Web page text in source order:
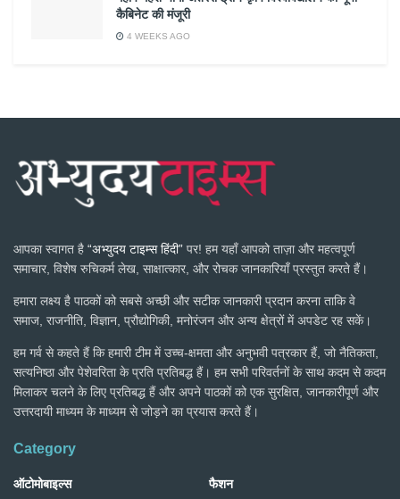
कैबिनेट की मंजूरी
4 WEEKS AGO
आपका स्वागत है “अभ्युदय टाइम्स हिंदी” पर! हम यहाँ आपको ताज़ा और महत्वपूर्ण
समाचार, विशेष रुचिकर्म लेख, साक्षात्कार, और रोचक जानकारियाँ प्रस्तुत करते हैं।
हमारा लक्ष्य है पाठकों को सबसे अच्छी और सटीक जानकारी प्रदान करना ताकि वे
समाज, राजनीति, विज्ञान, प्रौद्योगिकी, मनोरंजन और अन्य क्षेत्रों में अपडेट रह सकें।
हम गर्व से कहते हैं कि हमारी टीम में उच्च-क्षमता और अनुभवी पत्रकार हैं, जो नैतिकता,
सत्यनिष्ठा और पेशेवरिता के प्रति प्रतिबद्ध हैं। हम सभी परिवर्तनों के साथ कदम से कदम
मिलाकर चलने के लिए प्रतिबद्ध हैं और अपने पाठकों को एक सुरक्षित, जानकारीपूर्ण और
उत्तरदायी माध्यम के माध्यम से जोड़ने का प्रयास करते हैं।
Category
ऑटोमोबाइल्स
फैशन